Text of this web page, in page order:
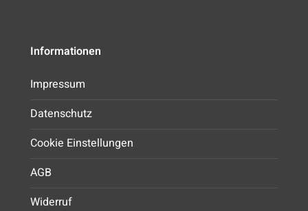
Informationen
Impressum
Datenschutz
Cookie Einstellungen
AGB
Widerruf